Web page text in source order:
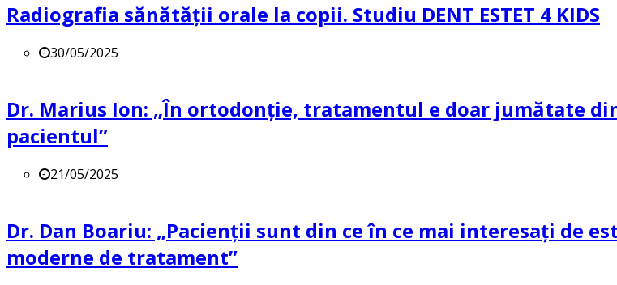
Radiografia sănătății orale la copii. Studiu DENT ESTET 4 KIDS
30/05/2025
Dr. Marius Ion: „În ortodonție, tratamentul e doar jumătate
pacientul”
21/05/2025
Dr. Dan Boariu: „Pacienții sunt din ce în ce mai interesați de
moderne de tratament”